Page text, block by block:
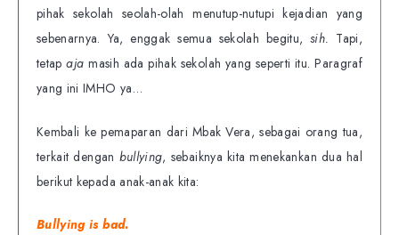
pihak sekolah seolah-olah menutup-nutupi kejadian yang
sebenarnya. Ya, enggak semua sekolah begitu,sih. Tapi,
tetapajamasih ada pihak sekolah yang seperti itu. Paragraf
yang ini IMHO ya…
Kembali ke pemaparan dari Mbak Vera, sebagai orang tua,
terkait dengan bullying, sebaiknya kita menekankan dua hal
berikut kepada anak-anak kita:
Bullying is bad.